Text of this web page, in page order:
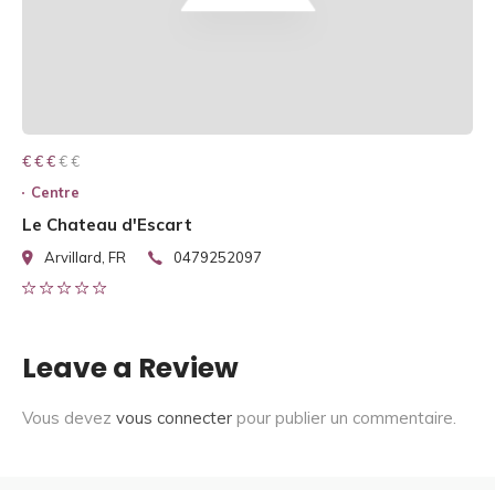
€ € € € €
€ € €
Centre
Le Chateau d'Escart
Arvillard, FR 0479252097
Leave a Review
Vous devez vous connecter pour publier un commentaire.